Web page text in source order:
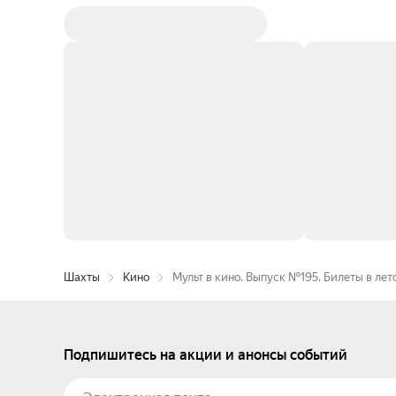
Шахты Кино Мульт в кино. Выпуск №195. Билеты в
Подпишитесь на акции и анонсы событий